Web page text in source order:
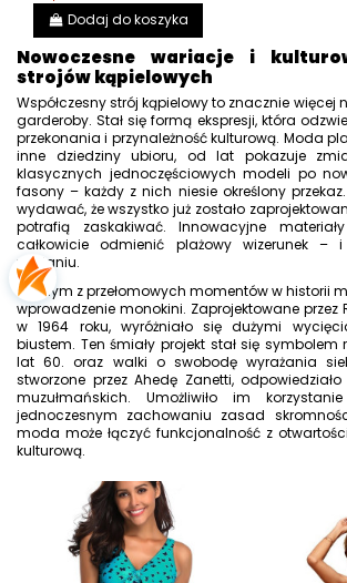
Dodaj do koszyka
Nowoczesne wariacje i
strojów kąpielowych
Współczesny strój kąpielowy to znacznie więcej
garderoby. Stał się formą ekspresji, która
przekonania i przynależność kulturową. Moda
inne dziedziny ubioru, od lat pokazuje
klasycznych jednoczęściowych modeli po
fasony – każdy z nich niesie określony
wydawać, że wszystko już zostało
potrafią zaskakiwać. Innowacyjne
całkowicie odmienić plażowy wizerunek
wydaniu.
Jednym z przełomowych momentów w historii
wprowadzenie monokini. Zaprojektowane przez
w 1964 roku, wyróżniało się dużymi
biustem. Ten śmiały projekt stał się symbolem
lat 60. oraz walki o swobodę wyrażania
stworzone przez Ahedę Zanetti,
muzułmańskich. Umożliwiło im
jednoczesnym zachowaniu zasad
moda może łączyć funkcjonalność z
kulturową.